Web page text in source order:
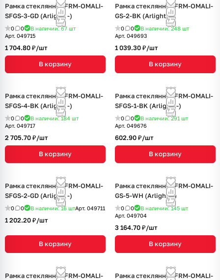
Рамка стеклянная FRM-OMALI-
SFGS-3-GD (Arlight, -)
0 0 В наличии: 67 шт
Арт. 049715
1 704.80 ₽/шт
В корзину
Рамка стеклянная FRM-OMALI-
GS-2-BK (Arlight, -)
0 0 В наличии: 248 шт
Арт. 049693
1 039.30 ₽/шт
В корзину
Рамка стеклянная FRM-OMALI-
SFGS-4-BK (Arlight, -)
0 0 В наличии: 184 шт
Арт. 049717
2 705.70 ₽/шт
В корзину
Рамка стеклянная FRM-OMALI-
SFGS-1-BK (Arlight, -)
0 0 В наличии: 291 шт
Арт. 049676
602.90 ₽/шт
В корзину
Рамка стеклянная FRM-OMALI-
SFGS-2-GD (Arlight, -)
0 0 В наличии: 16 штАрт. 049711
1 202.20 ₽/шт
В корзину
Рамка стеклянная FRM-OMALI-
GS-5-WH (Arlight, -)
0 0 В наличии: 145 шт
Арт. 049704
3 164.70 ₽/шт
В корзину
Рамка стеклянная FRM-OMALI-
Рамка стеклянная FRM-OMALI-